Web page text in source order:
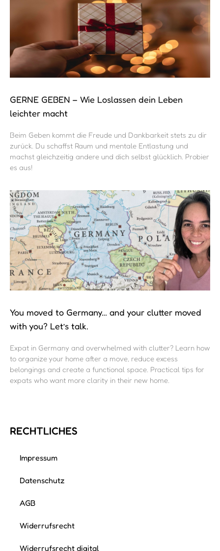
GERNE GEBEN – Wie Loslassen dein Leben
leichter macht
Beim Geben kommt die Freude und Dankbarkeit stets zu dir
zurück. Du schaffst Raum und mentale Entlastung und
machst gleichzeitig andere und dich selbst glücklich. Probier
es aus!
You moved to Germany… and your clutter moved
with you? Let’s talk.
Expat in Germany and overwhelmed with clutter? Learn how
to organize your home after a move, reduce excess
belongings and create a functional space. Practical tips for
expats who want more clarity in their new home.
RECHTLICHES
Impressum
Datenschutz
AGB
Widerrufsrecht
Widerrufsrecht digital